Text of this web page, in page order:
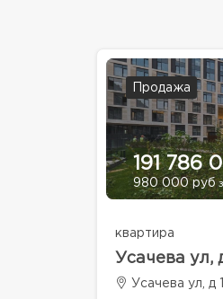
Продажа
191 786
980 000 руб
квартира
Усачева ул,
Усачева ул, д